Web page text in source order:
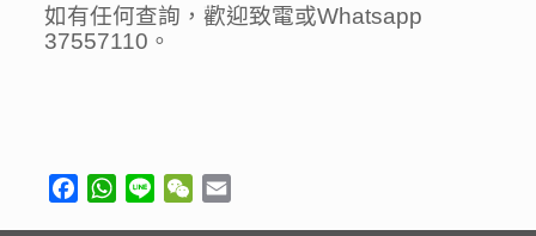
如有任何查詢，歡迎致電或Whatsapp
37557110。
FacebookWhatsApp
Line WeChat